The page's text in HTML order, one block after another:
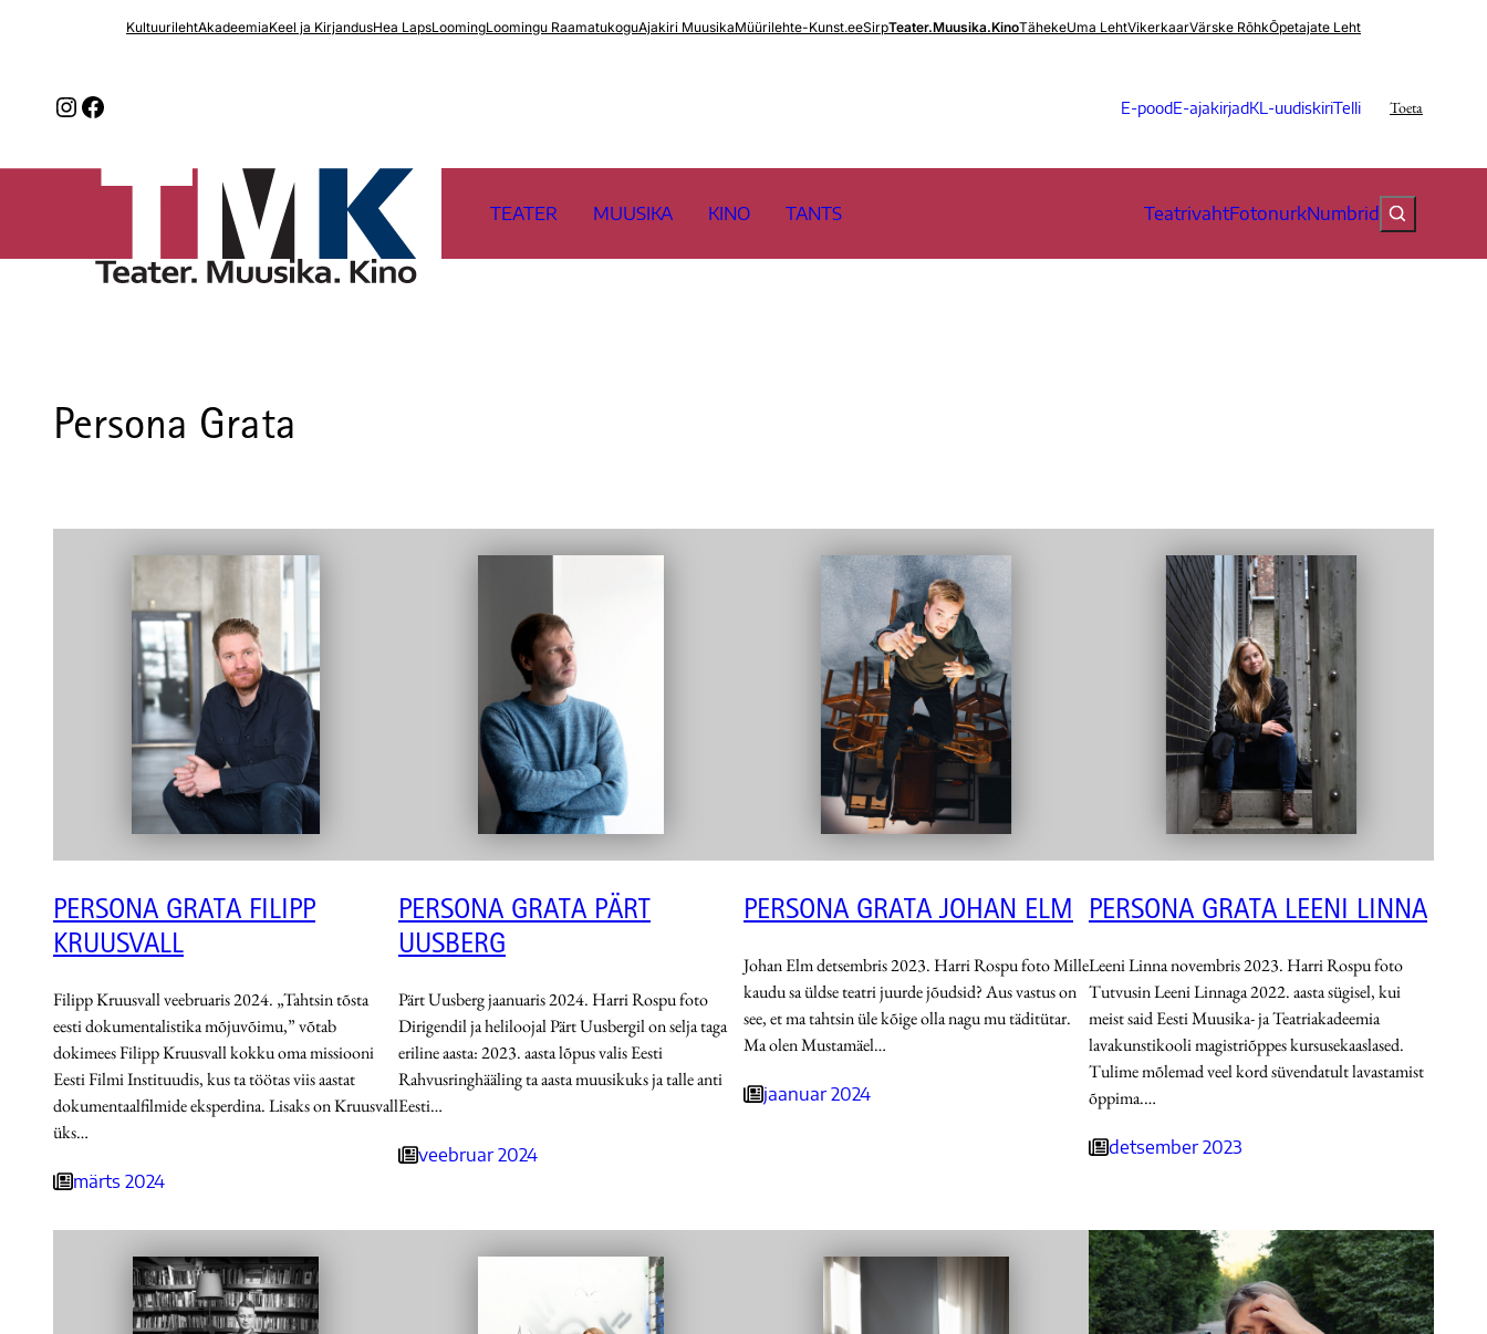
KultuurilehtAkadeemiaKeel ja KirjandusHea LapsLoomingLoomingu RaamatukoguAjakiri MuusikaMüürilehte-Kunst.eeSirpTeater.Muusika.KinoTähekeUma LehtVikerkaarVärske RõhkÕpetajate Leht
Instagram
Facebook E-poodE-ajakirjadKL-uudiskiriTelli Toeta
TEATER MUUSIKA KINO TANTS TeatrivahtFotonurkNumbrid
Persona Grata
PERSONA GRATA FILIPP
KRUUSVALL
Filipp Kruusvall veebruaris 2024. „Tahtsin tõsta
eesti dokumentalistika mõjuvõimu,” võtab
dokimees Filipp Kruusvall kokku oma missiooni
Eesti Filmi Instituudis, kus ta töötas viis aastat
dokumentaalfilmide eksperdina. Lisaks on Kruusvall
üks…
märts 2024
PERSONA GRATA PÄRT
UUSBERG
Pärt Uusberg jaanuaris 2024. Harri Rospu foto
Dirigendil ja heliloojal Pärt Uusbergil on selja taga
eriline aasta: 2023. aasta lõpus valis Eesti
Rahvusringhääling ta aasta muusikuks ja talle anti
Eesti…
veebruar 2024
PERSONA GRATA JOHAN ELM
Johan Elm detsembris 2023. Harri Rospu foto Mille
kaudu sa üldse teatri juurde jõudsid? Aus vastus on
see, et ma tahtsin üle kõige olla nagu mu täditütar.
Ma olen Mustamäel…
jaanuar 2024
PERSONA GRATA LEENI LINNA
Leeni Linna novembris 2023. Harri Rospu foto
Tutvusin Leeni Linnaga 2022. aasta sügisel, kui
meist said Eesti Muusika- ja Teatriakadeemia
lavakunstikooli magistriõppes kursusekaaslased.
Tulime mõlemad veel kord süvendatult lavastamist
õppima.…
detsember 2023